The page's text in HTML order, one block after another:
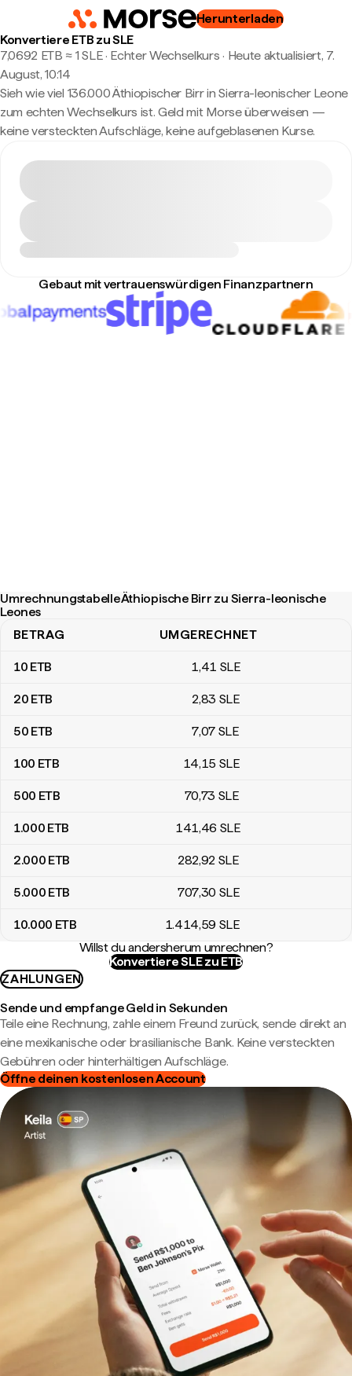
Herunterladen
Konvertiere ETB zu SLE
7,0692 ETB ≈ 1 SLE · Echter Wechselkurs · Heute aktualisiert, 7.
August, 10:14
Sieh wie viel 136.000 Äthiopischer Birr in Sierra-leonischer Leone
zum echten Wechselkurs ist. Geld mit Morse überweisen —
keine versteckten Aufschläge, keine aufgeblasenen Kurse.
Gebaut mit vertrauenswürdigen Finanzpartnern
Umrechnungstabelle Äthiopische Birr zu Sierra-leonische
Leones
Umrechnungstabelle Äthiopische Birr zu Sierra-leonische Leones
BETRAG UMGERECHNET
10 ETB 1,41 SLE
20 ETB 2,83 SLE
50 ETB 7,07 SLE
100 ETB 14,15 SLE
500 ETB 70,73 SLE
1.000 ETB 141,46 SLE
2.000 ETB 282,92 SLE
5.000 ETB 707,30 SLE
10.000 ETB 1.414,59 SLE
Willst du andersherum umrechnen?
Konvertiere SLE zu ETB
ZAHLUNGEN
Sende und empfange Geld in Sekunden
Teile eine Rechnung, zahle einem Freund zurück, sende direkt an
eine mexikanische oder brasilianische Bank. Keine versteckten
Gebühren oder hinterhältigen Aufschläge.
Öffne deinen kostenlosen Account